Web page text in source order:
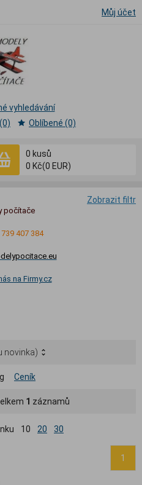
Můj účet
0 kusů
0 Kč(0 EUR)
vyhledávání
Oblíbené (0)
Zobrazit filtr
počítače
407 384
na Firmy.cz
novinka)
Ceník
1 záznamů
10 20 30
1